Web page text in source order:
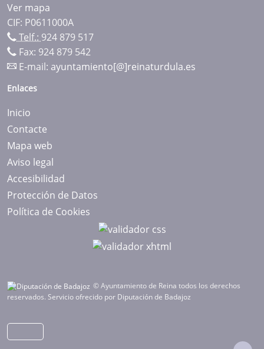
Ver mapa
CIF: P0611000A
Telf.: 924 879 517
Fax: 924 879 542
E-mail: ayuntamiento[@]reinaturdula.es
Enlaces
Inicio
Contacte
Mapa web
Aviso legal
Accesibilidad
Protección de Datos
Política de Cookies
© Ayuntamiento de Reina todos los derechos
reservados. Servicio ofrecido por Diputación de Badajoz